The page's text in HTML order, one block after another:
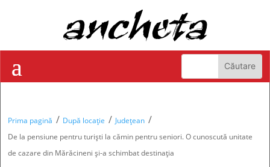
Prima pagină / După locație / Județean /
De la pensiune pentru turiști la cămin pentru seniori. O cunoscută unitate
de cazare din Mărăcineni și-a schimbat destinația